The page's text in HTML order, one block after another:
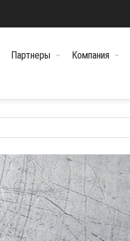
Партнеры Компания